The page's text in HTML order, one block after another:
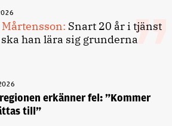
Mårtensson: Snart 20 år i tjänst
han lära sig grunderna
erkänner fel: ”Kommer
till”